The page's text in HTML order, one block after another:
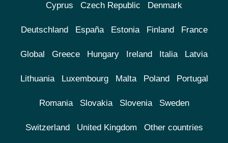
Cyprus Czech Republic Denmark
Deutschland España Estonia Finland France
Global Greece Hungary Ireland Italia Latvia
Lithuania Luxembourg Malta Poland Portugal
Romania Slovakia Slovenia Sweden
Switzerland United Kingdom Other countries